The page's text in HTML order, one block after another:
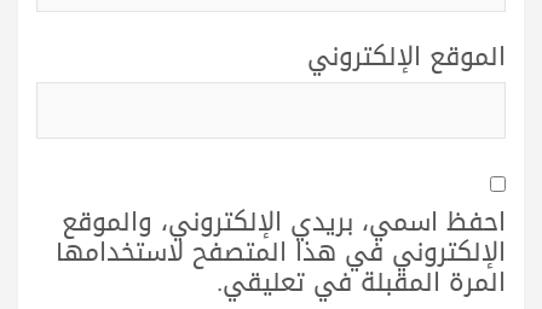
الموقع الإلكتروني
احفظ اسمي، بريدي الإلكتروني، والموقع
الإلكتروني في هذا المتصفح لاستخدامها
المرة المقبلة في تعليقي.